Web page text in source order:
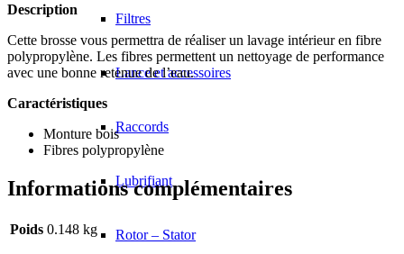
Filtres
Lance et accessoires
Raccords
Lubrifiant
Rotor – Stator
Description
Cette brosse vous permettra de réaliser un lavage intérieur en fibre
polypropylène. Les fibres permettent un nettoyage de performance
avec une bonne retenue de l’eau.
Caractéristiques
Monture bois
Fibres polypropylène
Informations complémentaires
Poids 0.148 kg